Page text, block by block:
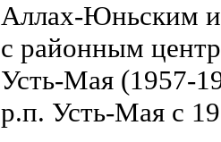
Аллах-Юньским и
с районным
Усть-Мая (1957-
р.п. Усть-Мая с